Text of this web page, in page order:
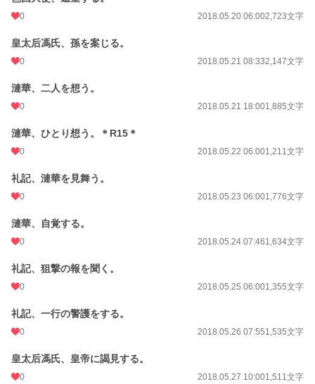
0 2018.05.20 06:002,723文字
皇太后馮氏、孫を案じる。
0 2018.05.21 08:332,147文字
漣華、二人を想う。
0 2018.05.21 18:001,885文字
漣華、ひとり想う。＊R15＊
0 2018.05.22 06:001,211文字
礼記、漣華を見舞う。
0 2018.05.23 06:001,776文字
漣華、自覚する。
0 2018.05.24 07:461,634文字
礼記、狙撃の報を聞く。
0 2018.05.25 06:001,355文字
礼記、一行の警護をする。
0 2018.05.26 07:551,535文字
皇太后馮氏、皇帝に謁見する。
0 2018.05.27 10:001,511文字